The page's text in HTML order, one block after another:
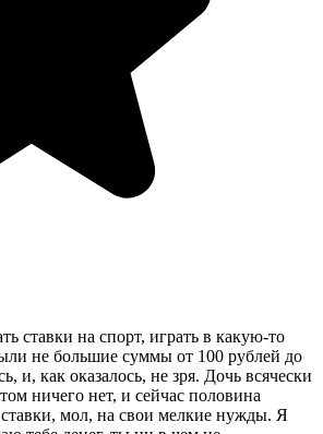
ставки на спорт, играть в какую-то
не большие суммы от 100 рублей до
и, как оказалось, не зря. Дочь всячески
ничего нет, и сейчас половина
ставки, мол, на свои мелкие нужды. Я